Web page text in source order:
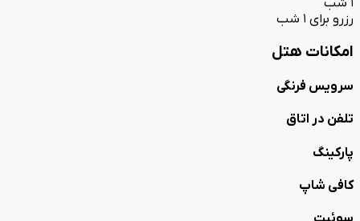
1 شب
رزرو برای 1 شب
امکانات هتل
سرویس فرنگی
تلفن در اتاق
پارکینگ
کافی شاپ